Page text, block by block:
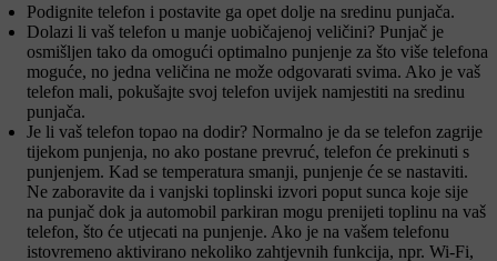
Podignite telefon i postavite ga opet dolje na sredinu punjača.
Dolazi li vaš telefon u manje uobičajenoj veličini? Punjač je
osmišljen tako da omogući optimalno punjenje za što više telefona
moguće, no jedna veličina ne može odgovarati svima. Ako je vaš
telefon mali, pokušajte svoj telefon uvijek namjestiti na sredinu
punjača.
Je li vaš telefon topao na dodir? Normalno je da se telefon zagrije
tijekom punjenja, no ako postane prevruć, telefon će prekinuti s
punjenjem. Kad se temperatura smanji, punjenje će se nastaviti.
Ne zaboravite da i vanjski toplinski izvori poput sunca koje sije
na punjač dok ja automobil parkiran mogu prenijeti toplinu na vaš
telefon, što će utjecati na punjenje. Ako je na vašem telefonu
istovremeno aktivirano nekoliko zahtjevnih funkcija, npr. Wi-Fi,